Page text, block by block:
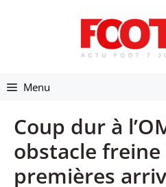
Menu
Coup dur à
obstacle freine
premières